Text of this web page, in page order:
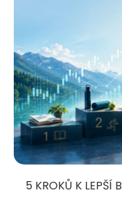
5 KROKŮ K LEPŠÍ